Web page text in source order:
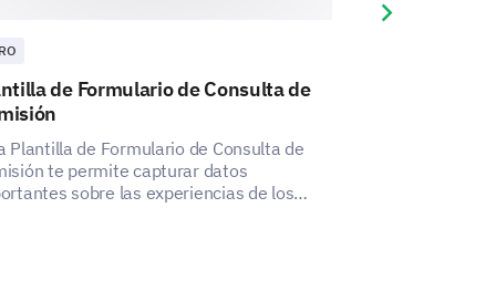
de Formulario de Consulta de
Plantilla de Formulario de Consulta de
te permite capturar datos
sobre las experiencias de los
Next slide